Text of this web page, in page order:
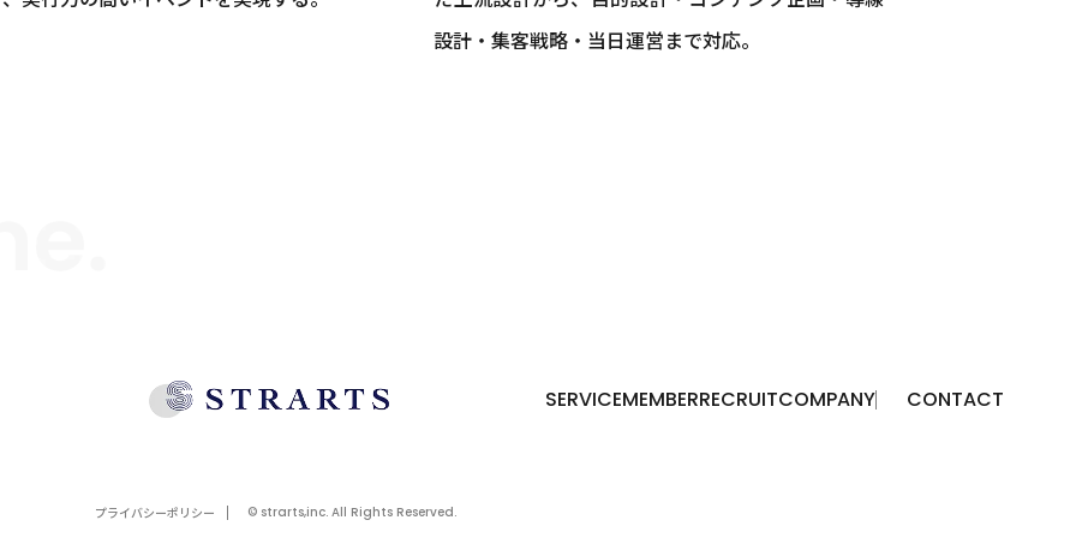
設計・集客戦略・当日運営まで対応。
SERVICEMEMBERRECRUITCOMPANY CONTACT
プライバシーポリシー © strarts,inc. All Rights Reserved.